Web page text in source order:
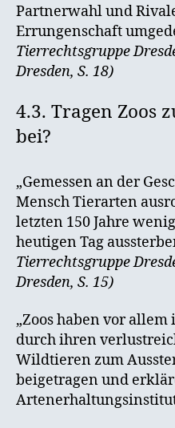
Partnerwahl und
Errungenschaft
Tierrechtsgruppe
Dresden, S. 18)
4.3. Tragen Zoos
bei?
„Gemessen an der
Mensch Tierarten
letzten 150 Jahre
heutigen Tag
Tierrechtsgruppe
Dresden, S. 15)
„Zoos haben vor
durch ihren
Wildtieren zum
beigetragen und